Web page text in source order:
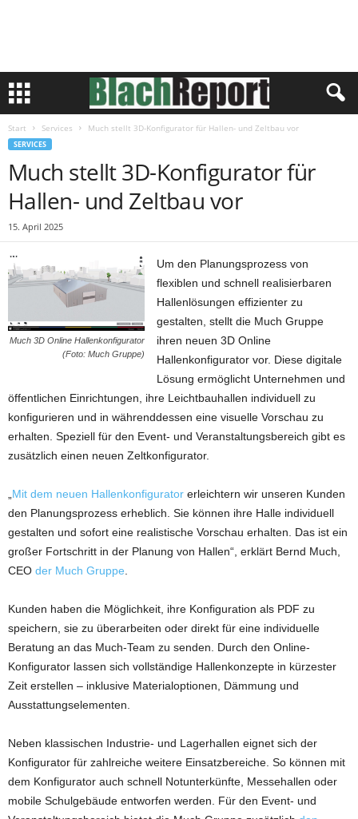
Start Services Much stellt 3D-Konfigurator für Hallen- und Zeltbau vor
SERVICES
Much stellt 3D-Konfigurator für
Hallen- und Zeltbau vor
15. April 2025
Much 3D Online Hallenkonfigurator
(Foto: Much Gruppe)
Um den Planungsprozess von
flexiblen und schnell realisierbaren
Hallenlösungen effizienter zu
gestalten, stellt die Much Gruppe
ihren neuen 3D Online
Hallenkonfigurator vor. Diese digitale
Lösung ermöglicht Unternehmen und
öffentlichen Einrichtungen, ihre Leichtbauhallen individuell zu
konfigurieren und in währenddessen eine visuelle Vorschau zu
erhalten. Speziell für den Event- und Veranstaltungsbereich gibt es
zusätzlich einen neuen Zeltkonfigurator.
Mit dem neuen Hallenkonfigurator erleichtern wir unseren Kunden
den Planungsprozess erheblich. Sie können ihre Halle individuell
gestalten und sofort eine realistische Vorschau erhalten. Das ist ein
großer Fortschritt in der Planung von Hallen“, erklärt Bernd Much,
CEO der Much Gruppe
Kunden haben die Möglichkeit, ihre Konfiguration als PDF zu
speichern, sie zu überarbeiten oder direkt für eine individuelle
Beratung an das Much-Team zu senden. Durch den Online-
Konfigurator lassen sich vollständige Hallenkonzepte in kürzester
Zeit erstellen – inklusive Materialoptionen, Dämmung und
Ausstattungselementen.
Neben klassischen Industrie- und Lagerhallen eignet sich der
Konfigurator für zahlreiche weitere Einsatzbereiche. So können mit
dem Konfigurator auch schnell Notunterkünfte, Messehallen oder
mobile Schulgebäude entworfen werden. Für den Event- und